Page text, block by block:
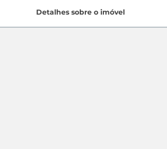
Lançamentos
Detalhes sobre o imóvel